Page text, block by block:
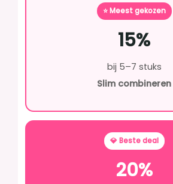
⭐ Meest gekozen
15%
bij 5–7 stuks
Slim combineren
💎 Beste deal
20%